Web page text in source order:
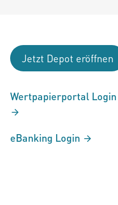
Jetzt Depot eröffnen
Wertpapierportal Login
eBanking Login